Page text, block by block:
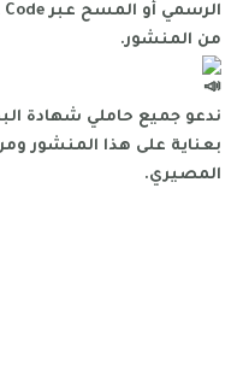
من المنشور.
ندعو جميع حاملي شهادة
بعناية على هذا المنشور
المصيري.